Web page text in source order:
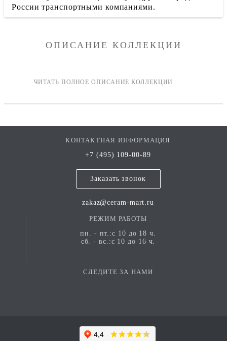
России транспортными компаниями.
ОПИСАНИЕ КОЛЛЕКЦИИ
КОНТАКТНАЯ ИНФОРМАЦИЯ
+7 (495) 109-00-89
Заказать звонок
zakaz@ceram-mart.ru
РЕЖИМ РАБОТЫ
пн. - пт.:с 10 до 18 ч.
сб. - вс.:с 10 до 16 ч.
СЛЕДИТЕ ЗА НАМИ